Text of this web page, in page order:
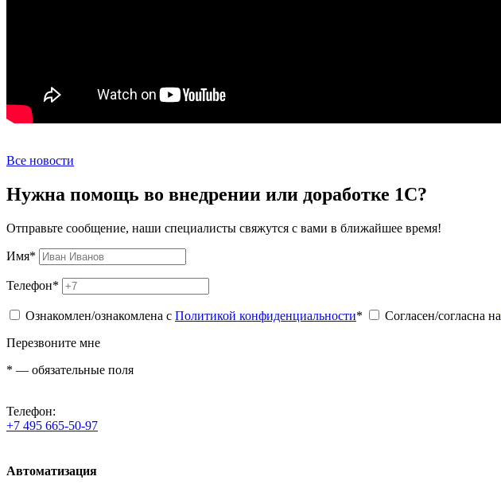
Все новости
Нужна помощь во внедрении или доработке 1С?
Отправьте сообщение, наши специалисты свяжутся с вами в ближайшее время!
Имя*
Телефон*
Ознакомлен/ознакомлена с Политикой конфиденциальности* Согласен/согласна на
Перезвоните мне
* — обязательные поля
Телефон:
+7 495 665-50-97
Автоматизация